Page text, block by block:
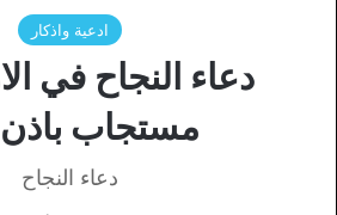
ادعية واذكار
دعاء النجاح في
مستجاب باذن
دعاء النجاح